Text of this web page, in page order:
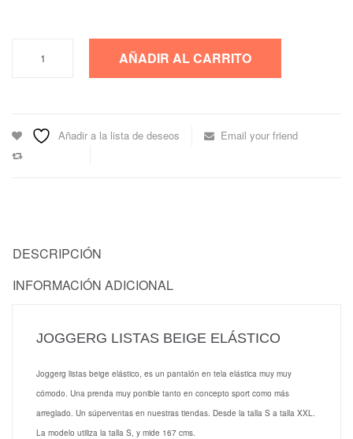
AÑADIR AL CARRITO
Añadir a la lista de deseos Email your friend
DESCRIPCIÓN
INFORMACIÓN ADICIONAL
JOGGERG LISTAS BEIGE ELÁSTICO
Joggerg listas beige elástico, es un pantalón en tela elástica muy muy
cómodo. Una prenda muy ponible tanto en concepto sport como más
arreglado. Un súperventas en nuestras tiendas. Desde la talla S a talla XXL.
La modelo utiliza la talla S, y mide 167 cms.